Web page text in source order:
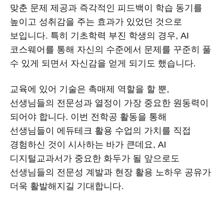
맞춘 문제 제공과 즉각적인 피드백이 학습 동기를
높이고 성취감을 주는 효과가 있었던 것으로
보입니다. 특히 기초학력 부진 학생의 경우, AI
코스웨어를 통해 자신의 수준에서 문제를 꾸준히 풀
수 있게 되면서 자신감을 얻게 되기도 했습니다.
교육에 있어 기술은 촉매제 역할을 할 뿐,
선생님들의 전문성과 열정이 가장 중요한 원동력이
되어야 합니다. 이번 전학공 활동을 통해
선생님들이 에듀테크 활용 수업의 가치를 직접
경험하신 것이 시사하는 바가 큰데요, AI
디지털교과서가 중요한 화두가 될 앞으로도
선생님들의 전문성 계발과 현장 활용 노하우 공유가
더욱 활발해지길 기대합니다.